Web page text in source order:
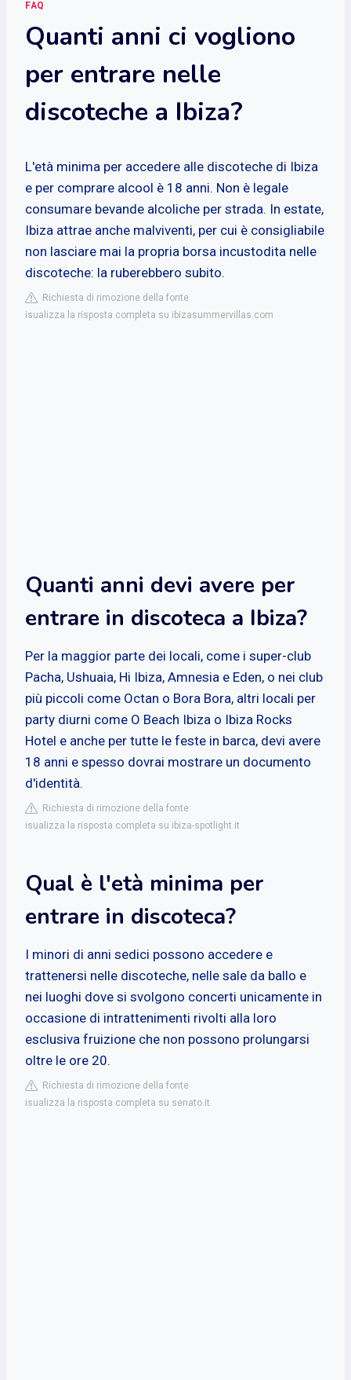
FAQ
Quanti anni ci vogliono
per entrare nelle
discoteche a Ibiza?
L'età minima per accedere alle discoteche di Ibiza
e per comprare alcool è 18 anni. Non è legale
consumare bevande alcoliche per strada. In estate,
Ibiza attrae anche malviventi, per cui è consigliabile
non lasciare mai la propria borsa incustodita nelle
discoteche: la ruberebbero subito.
Richiesta di rimozione della fonte
isualizza la risposta completa su ibizasummervillas.com
Quanti anni devi avere per
entrare in discoteca a Ibiza?
Per la maggior parte dei locali, come i super-club
Pacha, Ushuaia, Hi Ibiza, Amnesia e Eden, o nei club
più piccoli come Octan o Bora Bora, altri locali per
party diurni come O Beach Ibiza o Ibiza Rocks
Hotel e anche per tutte le feste in barca, devi avere
18 anni e spesso dovrai mostrare un documento
d'identità.
Richiesta di rimozione della fonte
isualizza la risposta completa su ibiza-spotlight.it
Qual è l'età minima per
entrare in discoteca?
I minori di anni sedici possono accedere e
trattenersi nelle discoteche, nelle sale da ballo e
nei luoghi dove si svolgono concerti unicamente in
occasione di intrattenimenti rivolti alla loro
esclusiva fruizione che non possono prolungarsi
oltre le ore 20.
Richiesta di rimozione della fonte
isualizza la risposta completa su senato.it